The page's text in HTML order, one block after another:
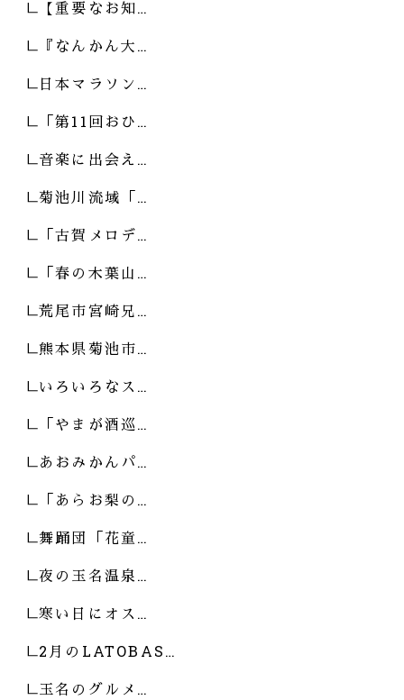
【重要なお知…
『なんかん大…
日本マラソン…
「第11回おひ…
音楽に出会え…
菊池川流域「…
「古賀メロデ…
「春の木葉山…
荒尾市宮崎兄…
熊本県菊池市…
いろいろなス…
「やまが酒巡…
あおみかんパ…
「あらお梨の…
舞踊団「花童…
夜の玉名温泉…
寒い日にオス…
2月のLATOBAS…
玉名のグルメ…